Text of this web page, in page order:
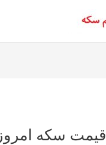
قیمت سکه امروز 2021/07/12 ساعت 16:42